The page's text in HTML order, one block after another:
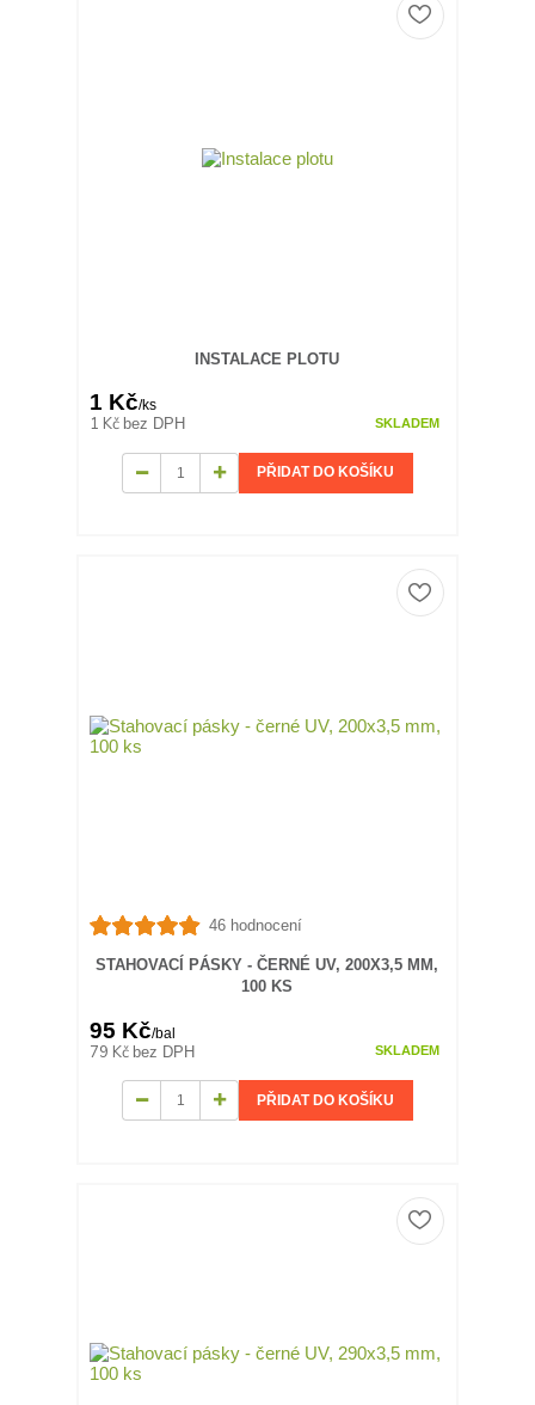
INSTALACE PLOTU
1 Kč/ks
1 Kč bez DPH SKLADEM
PŘIDAT DO KOŠÍKU
46 hodnocení
STAHOVACÍ PÁSKY - ČERNÉ UV, 200X3,5 MM,
100 KS
95 Kč/bal
79 Kč bez DPH SKLADEM
PŘIDAT DO KOŠÍKU